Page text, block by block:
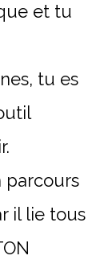
et tu
tu es
parcours
il lie tous